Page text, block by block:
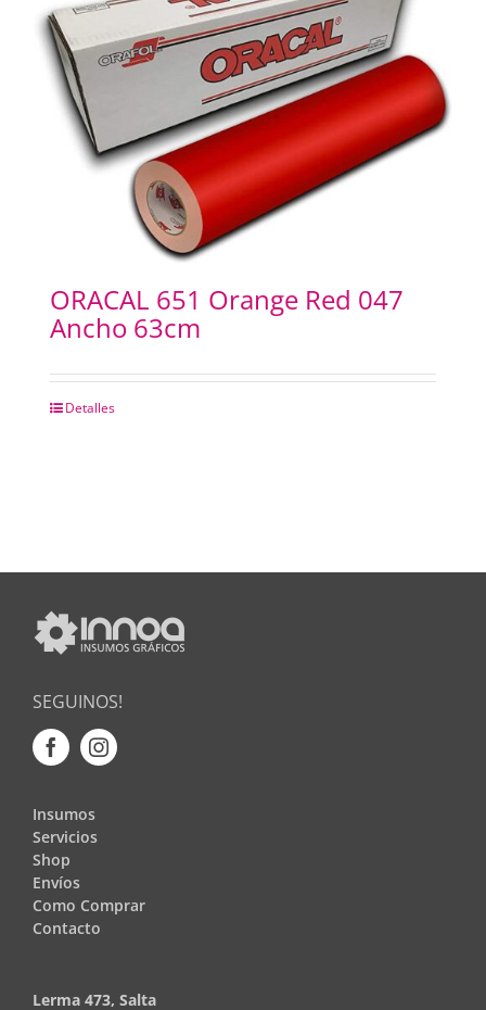
ORACAL 651 Orange Red 047
Ancho 63cm
Detalles
SEGUINOS!
Insumos
Servicios
Shop
Envíos
Como Comprar
Contacto
Lerma 473, Salta